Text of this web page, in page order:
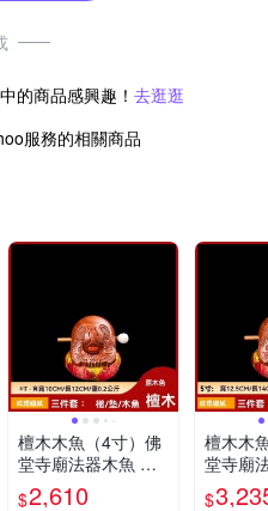
的商品感興趣！ 去逛逛
服務的相關商品
檀木木魚（4寸）佛
堂寺廟法器木魚 隨
身解壓小木魚 打擊
$2,610
檀木木
堂寺廟
身解壓
$